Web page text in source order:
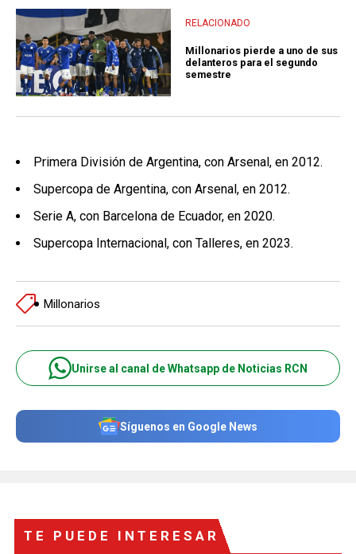
RELACIONADO
Millonarios pierde a uno de sus
delanteros para el segundo
semestre
Primera División de Argentina, con Arsenal, en 2012.
Supercopa de Argentina, con Arsenal, en 2012.
Serie A, con Barcelona de Ecuador, en 2020.
Supercopa Internacional, con Talleres, en 2023.
Millonarios
Unirse al canal de Whatsapp de Noticias RCN
Síguenos en Google News
TE PUEDE INTERESAR